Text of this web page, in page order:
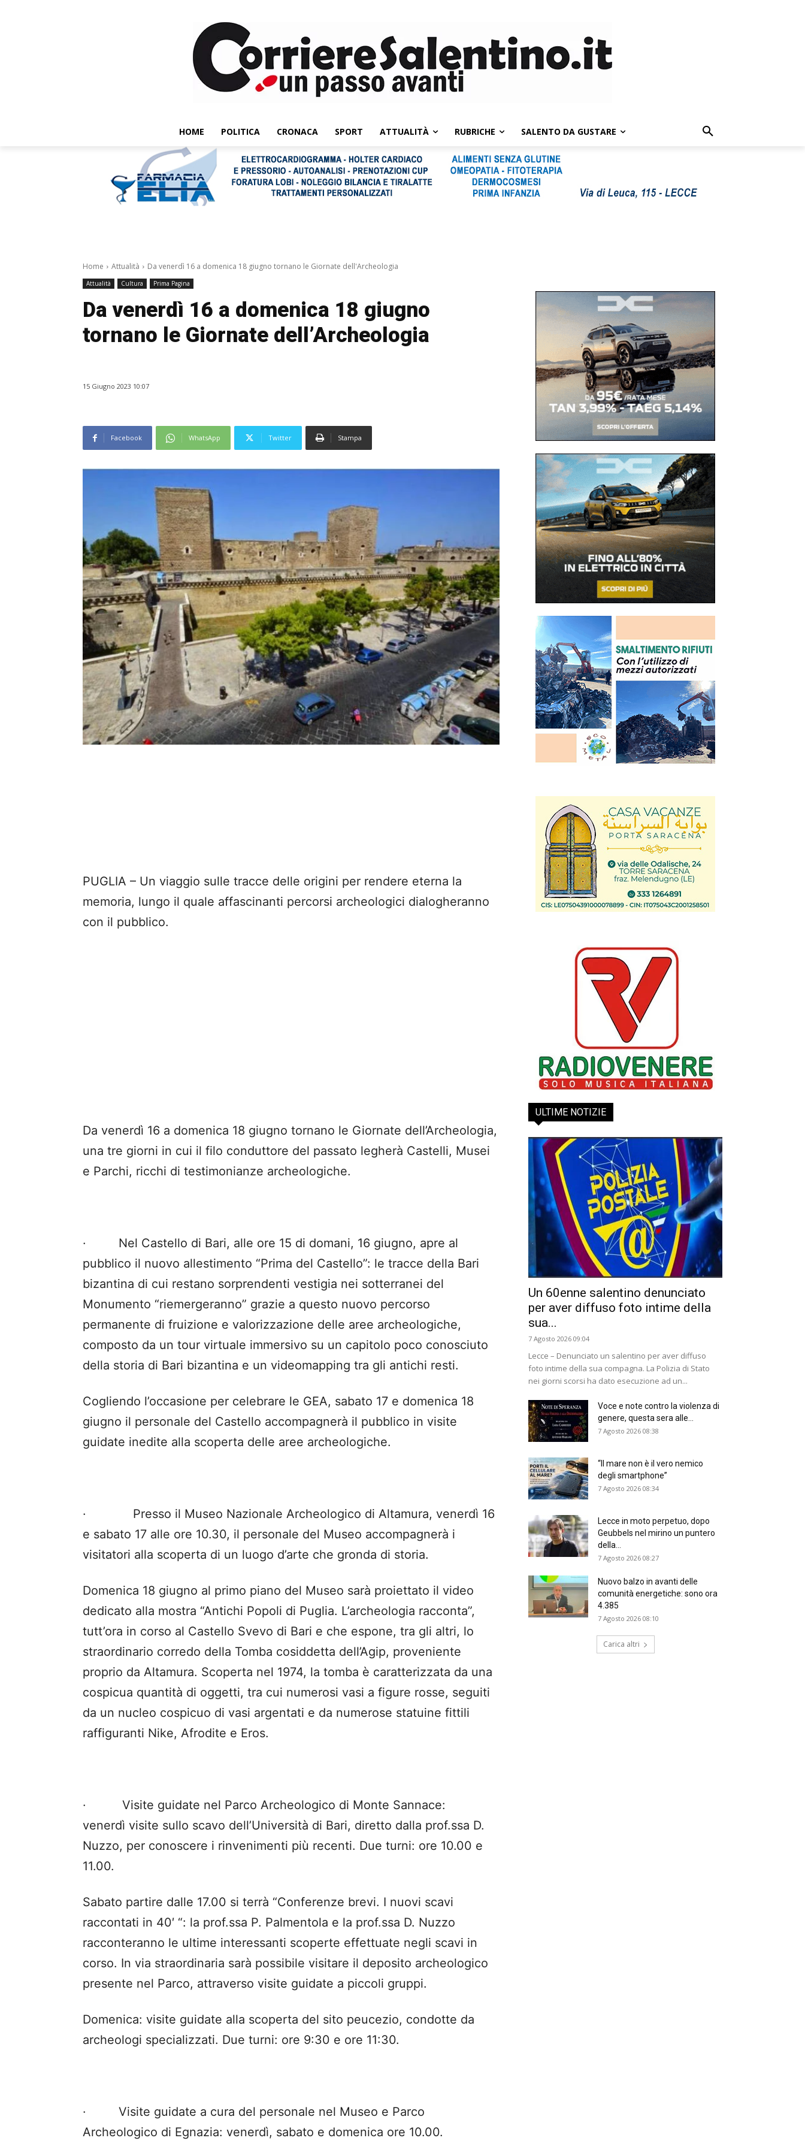
HOME POLITICA CRONACA SPORT ATTUALITÀ RUBRICHE SALENTO DA GUSTARE
Home Attualità Da venerdì 16 a domenica 18 giugno tornano le Giornate dell'Archeologia
Attualità Cultura Prima Pagina
Da venerdì 16 a domenica 18 giugno
tornano le Giornate dell’Archeologia
15 Giugno 2023 10:07
Facebook WhatsApp Twitter Stampa
PUGLIA – Un viaggio sulle tracce delle origini per rendere eterna la
memoria, lungo il quale affascinanti percorsi archeologici dialogheranno
con il pubblico.
Da venerdì 16 a domenica 18 giugno tornano le Giornate dell’Archeologia,
una tre giorni in cui il filo conduttore del passato legherà Castelli, Musei
e Parchi, ricchi di testimonianze archeologiche.
· Nel Castello di Bari, alle ore 15 di domani, 16 giugno, apre al
pubblico il nuovo allestimento “Prima del Castello”: le tracce della Bari
bizantina di cui restano sorprendenti vestigia nei sotterranei del
Monumento “riemergeranno” grazie a questo nuovo percorso
permanente di fruizione e valorizzazione delle aree archeologiche,
composto da un tour virtuale immersivo su un capitolo poco conosciuto
della storia di Bari bizantina e un videomapping tra gli antichi resti.
Cogliendo l’occasione per celebrare le GEA, sabato 17 e domenica 18
giugno il personale del Castello accompagnerà il pubblico in visite
guidate inedite alla scoperta delle aree archeologiche.
· Presso il Museo Nazionale Archeologico di Altamura, venerdì 16
e sabato 17 alle ore 10.30, il personale del Museo accompagnerà i
visitatori alla scoperta di un luogo d’arte che gronda di storia.
Domenica 18 giugno al primo piano del Museo sarà proiettato il video
dedicato alla mostra “Antichi Popoli di Puglia. L’archeologia racconta”,
tutt’ora in corso al Castello Svevo di Bari e che espone, tra gli altri, lo
straordinario corredo della Tomba cosiddetta dell’Agip, proveniente
proprio da Altamura. Scoperta nel 1974, la tomba è caratterizzata da una
cospicua quantità di oggetti, tra cui numerosi vasi a figure rosse, seguiti
da un nucleo cospicuo di vasi argentati e da numerose statuine fittili
raffiguranti Nike, Afrodite e Eros.
· Visite guidate nel Parco Archeologico di Monte Sannace:
venerdì visite sullo scavo dell’Università di Bari, diretto dalla prof.ssa D.
Nuzzo, per conoscere i rinvenimenti più recenti. Due turni: ore 10.00 e
11.00.
Sabato partire dalle 17.00 si terrà “Conferenze brevi. I nuovi scavi
raccontati in 40′ “: la prof.ssa P. Palmentola e la prof.ssa D. Nuzzo
racconteranno le ultime interessanti scoperte effettuate negli scavi in
corso. In via straordinaria sarà possibile visitare il deposito archeologico
presente nel Parco, attraverso visite guidate a piccoli gruppi.
Domenica: visite guidate alla scoperta del sito peucezio, condotte da
archeologi specializzati. Due turni: ore 9:30 e ore 11:30.
· Visite guidate a cura del personale nel Museo e Parco
Archeologico di Egnazia: venerdì, sabato e domenica ore 10.00.
ULTIME NOTIZIE
Un 60enne salentino denunciato
per aver diffuso foto intime della
sua...
7 Agosto 2026 09:04
Lecce – Denunciato un salentino per aver diffuso
foto intime della sua compagna. La Polizia di Stato
nei giorni scorsi ha dato esecuzione ad un...
Voce e note contro la violenza di
genere, questa sera alle...
7 Agosto 2026 08:38
“Il mare non è il vero nemico
degli smartphone”
7 Agosto 2026 08:34
Lecce in moto perpetuo, dopo
Geubbels nel mirino un puntero
della...
7 Agosto 2026 08:27
Nuovo balzo in avanti delle
comunità energetiche: sono ora
4.385
7 Agosto 2026 08:10
Carica altri